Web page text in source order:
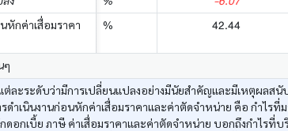
หักค่าเสื่อมราคา
% 42.44
ๆ
ต่ละระดับว่ามีการเปลี่ยนแปลงอย่างมีนัยสำคัญและมีเหตุผลส
รดำเนินงานก่อนหักค่าเสื่อมราคาและค่าตัดจำหน่าย คือ กำไรที่
ดอกเบี้ย ภาษี ค่าเสื่อมราคาและค่าตัดจำหน่าย บอกถึงกำไรที่